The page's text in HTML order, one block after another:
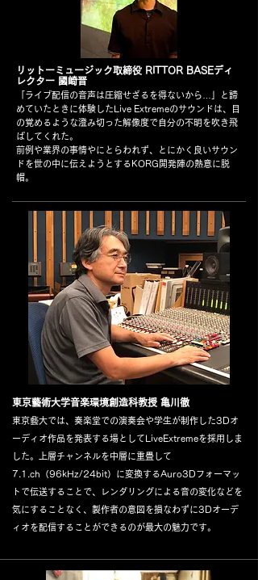
リットーミュージック取締役 RITTOR BASEディ
レクター 國崎晋
「ライブ配信の音声は圧縮せざるを得ないから…」と諦
めていたときに体験したLive Extremeのサウンドは、目
の覚めるような澄み切った解像度で自分の不明を吹き飛
ばしてくれた。
前例や業界の事情やにとらわれず、とにかく良いサウン
ドを世の中に伝えようとするKORG開発陣の熱意に脱
帽。
東京藝術大学音楽環境創造科教授 亀川徹
東京藝大では、奏楽堂での演奏会や学生が制作した3Dオ
ーディオ作品を発表する場としてLiveExtremeを採用しま
した。上層チャンネルを中層に重畳して
7.1.ch（96kHz/24bit）に変換するAuro3Dフォーマッ
トで伝送することで、レンダリングによる音の変化などを
気にすることなく、製作者の意図を損なわずに3Dオーデ
ィオを配信することができるのが最大の魅力です。